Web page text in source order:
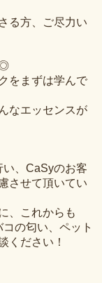
る方、ご尽力い
◎
をまずは学んで
なエッセンスが
、CaSyのお客
させて頂いてい
、これからも
の匂い、ペット
ください！